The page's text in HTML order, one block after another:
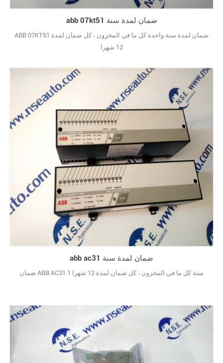
abb 07kt51 ضمان لمدة سنة
ABB 07KT51 ضمان لمدة سنة واحدة كل ما في المخزون ، كل ضمان لمدة
12 شهرا
abb ac31 ضمان لمدة سنة
ضمان ABB AC31 1 سنة كل ما في المخزون ، كل ضمان لمدة 12 شهرا